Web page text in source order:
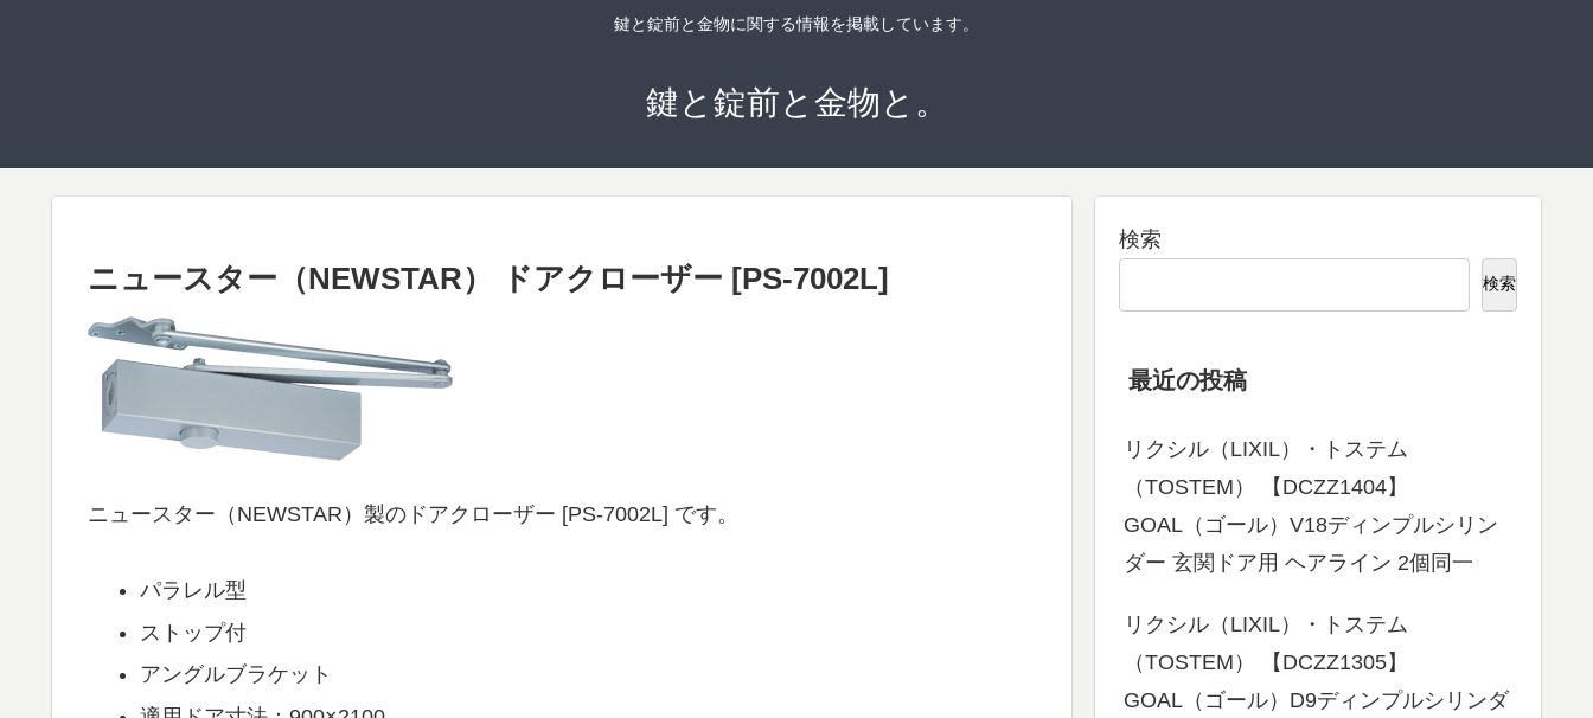
鍵と錠前と金物に関する情報を掲載しています。
鍵と錠前と金物と。
ニュースター（NEWSTAR） ドアクローザー [PS-7002L]
ニュースター（NEWSTAR）製のドアクローザー [PS-7002L] です。
パラレル型
ストップ付
アングルブラケット
検索
検索
最近の投稿
リクシル（LIXIL）・トステム
（TOSTEM） 【DCZZ1404】
GOAL（ゴール）V18ディンプルシリン
ダー 玄関ドア用 ヘアライン 2個同一
リクシル（LIXIL）・トステム
（TOSTEM） 【DCZZ1305】
GOAL（ゴール）D9ディンプルシリンダ